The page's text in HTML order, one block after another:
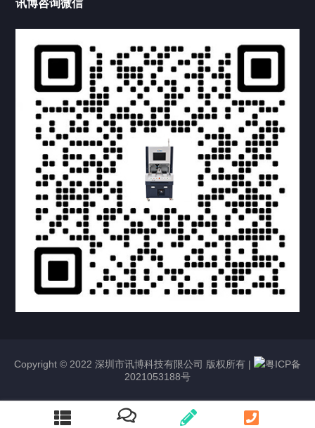
提交您的需求，获取产品资料与报价
讯博咨询微信
Copyright © 2022 深圳市讯博科技有限公司 版权所有 |
粤ICP备
2021053188号